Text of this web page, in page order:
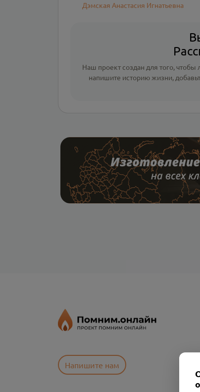
Дэмская Анастасия Игнатьевна
Наш проект создан для того, чтобы
напишите историю жизни,
Напишите нам